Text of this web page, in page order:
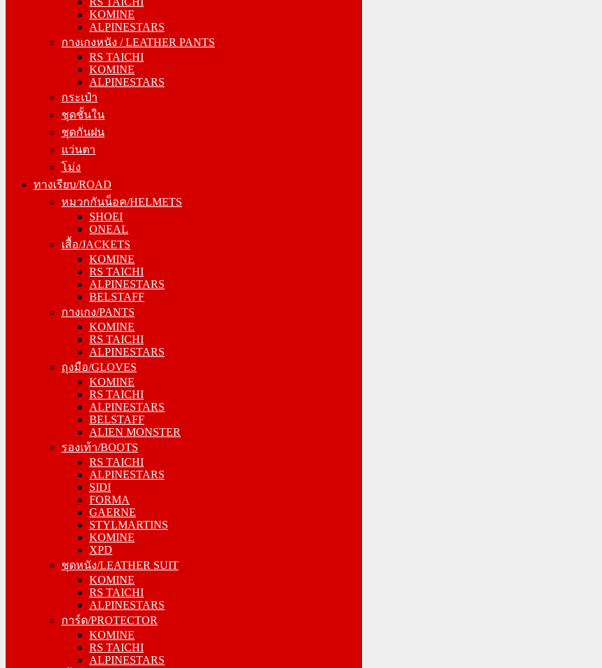
KOMINE
ALPINESTARS
กางเกงหนัง / LEATHER PANTS
RS TAICHI
KOMINE
ALPINESTARS
กระเป๋า
ชุดชั้นใน
ชุดกันฝน
แว่นตา
โม่ง
ทางเรียบ/ROAD
หมวกกันน็อค/HELMETS
SHOEI
ONEAL
เสื้อ/JACKETS
KOMINE
RS TAICHI
ALPINESTARS
BELSTAFF
กางเกง/PANTS
KOMINE
RS TAICHI
ALPINESTARS
ถุงมือ/GLOVES
KOMINE
RS TAICHI
ALPINESTARS
BELSTAFF
ALIEN MONSTER
รองเท้า/BOOTS
RS TAICHI
ALPINESTARS
SIDI
FORMA
GAERNE
STYLMARTINS
KOMINE
XPD
ชุดหนัง/LEATHER SUIT
KOMINE
RS TAICHI
ALPINESTARS
การ์ด/PROTECTOR
KOMINE
RS TAICHI
ALPINESTARS
ALPINESTARS
กางเกงหนัง / LEATHER PANTS
RS TAICHI
KOMINE
ALPINESTARS
กระเป๋า
ชุดชั้นใน
ชุดกันฝน
แว่นตา
โม่ง
ทางเรียบ/ROAD
หมวกกันน็อค/HELMETS
SHOEI
ONEAL
เสื้อ/JACKETS
KOMINE
RS TAICHI
ALPINESTARS
BELSTAFF
กางเกง/PANTS
KOMINE
RS TAICHI
ALPINESTARS
ถุงมือ/GLOVES
KOMINE
RS TAICHI
ALPINESTARS
BELSTAFF
ALIEN MONSTER
รองเท้า/BOOTS
RS TAICHI
ALPINESTARS
SIDI
FORMA
GAERNE
STYLMARTINS
KOMINE
XPD
ชุดหนัง/LEATHER SUIT
KOMINE
RS TAICHI
ALPINESTARS
การ์ด/PROTECTOR
KOMINE
RS TAICHI
ALPINESTARS
เสื้อหน้ง/LEATHER JACKET